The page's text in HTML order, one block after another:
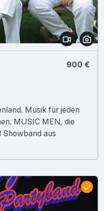
900 €
Musik für jeden
MUSIC MEN, die
aus